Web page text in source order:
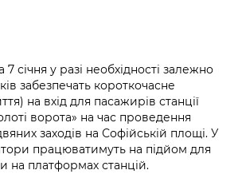
погодженні КМВА
та прийому громадян
заклади
міста
та земельні ділянки
дозвілля
громадськістю
правових та
to announcements
медіа /
запит /
7 січня у разі необхідності залежно
забезпечать короткочасне
на вхід для пасажирів станції
ворота» на час проведення
заходів на Софійській площі. У
працюватимуть на підйом для
на платформах станцій.